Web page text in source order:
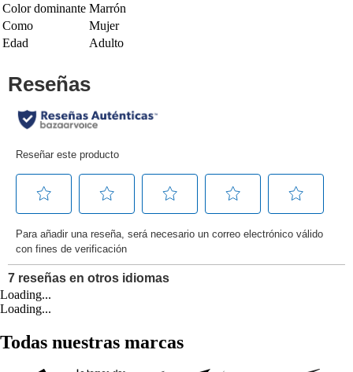
Color dominante Marrón
Como
Mujer
Edad
Adulto
Loading...
Loading...
Todas nuestras marcas